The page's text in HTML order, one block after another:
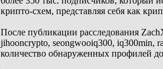
крипто-схем, представляя себя как
После публикации расследования
jihooncrypto, seongwooiq300, iq300min,
количество обнаруженных профилей